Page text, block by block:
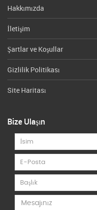
Hakkımızda
İletişim
Şartlar ve Koşullar
Gizlilik Politikası
Site Haritası
Bize Ulaşın